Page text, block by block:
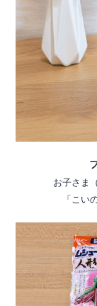
お子さま
「こい